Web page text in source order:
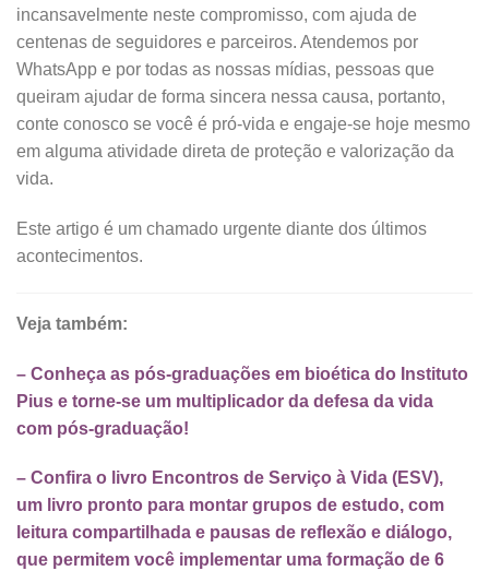
incansavelmente neste compromisso, com ajuda de
centenas de seguidores e parceiros. Atendemos por
WhatsApp e por todas as nossas mídias, pessoas que
queiram ajudar de forma sincera nessa causa, portanto,
conte conosco se você é pró-vida e engaje-se hoje mesmo
em alguma atividade direta de proteção e valorização da
vida.
Este artigo é um chamado urgente diante dos últimos
acontecimentos.
Veja também:
– Conheça as pós-graduações em bioética do Instituto
Pius e torne-se um multiplicador da defesa da vida
com pós-graduação!
– Confira o livro Encontros de Serviço à Vida (ESV),
um livro pronto para montar grupos de estudo, com
leitura compartilhada e pausas de reflexão e diálogo,
que permitem você implementar uma formação de 6